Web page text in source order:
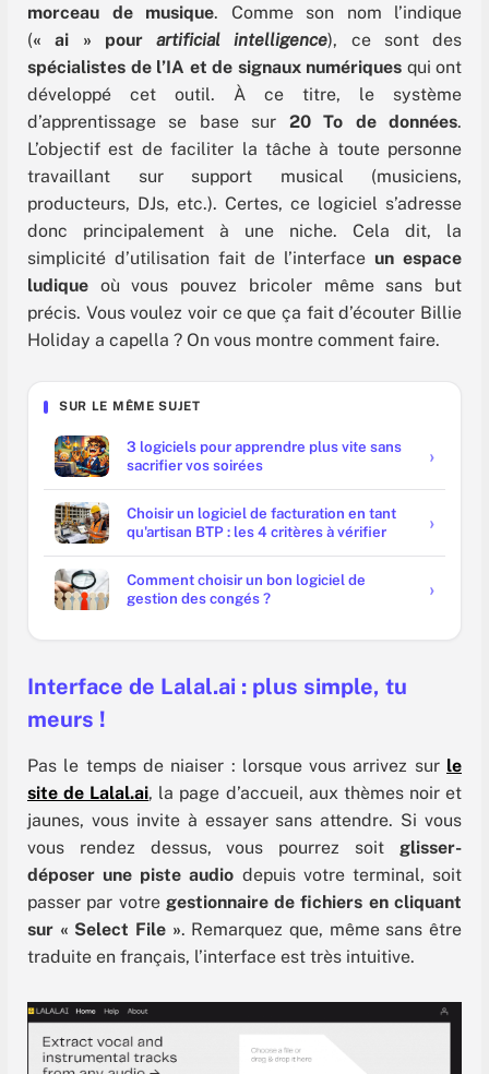
morceau de musique. Comme son nom l’indique
(« ai » pour artificial intelligence), ce sont des
spécialistes de l’IA et de signaux numériques qui ont
développé cet outil. À ce titre, le système
d’apprentissage se base sur 20 To de données.
L’objectif est de faciliter la tâche à toute personne
travaillant sur support musical (musiciens,
producteurs, DJs, etc.). Certes, ce logiciel s’adresse
donc principalement à une niche. Cela dit, la
simplicité d’utilisation fait de l’interface un espace
ludique où vous pouvez bricoler même sans but
précis. Vous voulez voir ce que ça fait d’écouter Billie
Holiday a capella ? On vous montre comment faire.
SUR LE MÊME SUJET
3 logiciels pour apprendre plus vite sans
sacrifier vos soirées
Choisir un logiciel de facturation en tant
qu'artisan BTP : les 4 critères à vérifier
Comment choisir un bon logiciel de
gestion des congés ?
Interface de Lalal.ai : plus simple, tu
meurs !
Pas le temps de niaiser : lorsque vous arrivez sur le
site de Lalal.ai, la page d’accueil, aux thèmes noir et
jaunes, vous invite à essayer sans attendre. Si vous
vous rendez dessus, vous pourrez soit glisser-
déposer une piste audio depuis votre terminal, soit
passer par votre gestionnaire de fichiers en cliquant
sur « Select File ». Remarquez que, même sans être
traduite en français, l’interface est très intuitive.